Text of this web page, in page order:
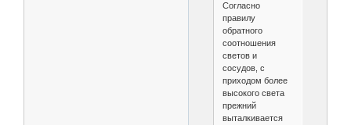
Согласно
правилу
обратного
соотношения
светов и
сосудов, с
приходом более
высокого света
прежний
выталкивается